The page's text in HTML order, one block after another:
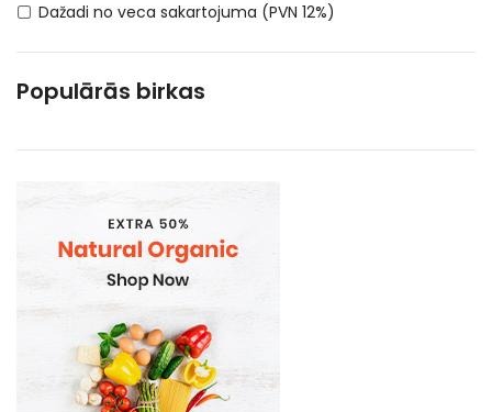
Dažadi no veca sakartojuma (PVN 12%)
DEPOSITA IEPAKOJUMS
E-Cigaretes
Kosmētika un higiēnas produkti
Mājsaimniecības preces
Sadzīves ķīmija
Sadzīves preces un piederumi
Vienreizlietojamie trauki
Ātrās uzkodas
Auksto dzērienu/ēdienu trauki
Bagasse (cukurniedru šķiedras) ēdiena kārbas
Populārās birkas